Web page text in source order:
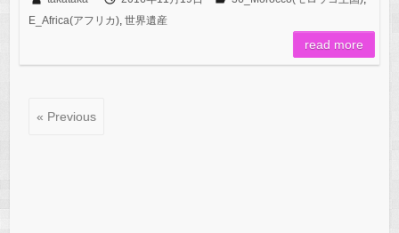
E_Africa(アフリカ), 世界遺産
read more
« Previous